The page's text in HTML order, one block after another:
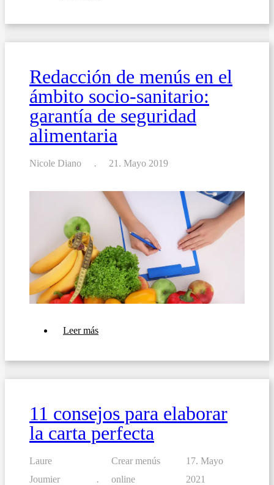
de
con
Redacción de menús en el
ámbito socio-sanitario:
garantía de seguridad
alimentaria
Nicole Diano 21. Mayo 2019
Leer más
menús
el
sanitario:
garantía
de
seguridad
11 consejos para elaborar
la carta perfecta
Laure
Joumier
Crear menús
online
17. Mayo
2021